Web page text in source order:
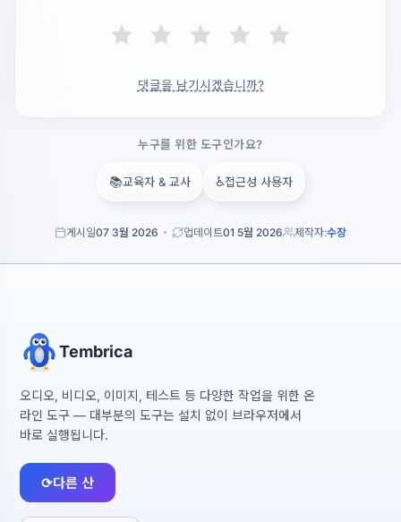
댓글을 남기시겠습니까?
누구를 위한 도구인가요?
📚교육자 & 교사 ♿접근성 사용자
게시일07 3월 2026 업데이트01 5월 2026 제작자:수장
Tembrica
오디오, 비디오, 이미지, 테스트 등 다양한 작업을 위한 온
라인 도구 — 대부분의 도구는 설치 없이 브라우저에서
바로 실행됩니다.
⟳다른 산